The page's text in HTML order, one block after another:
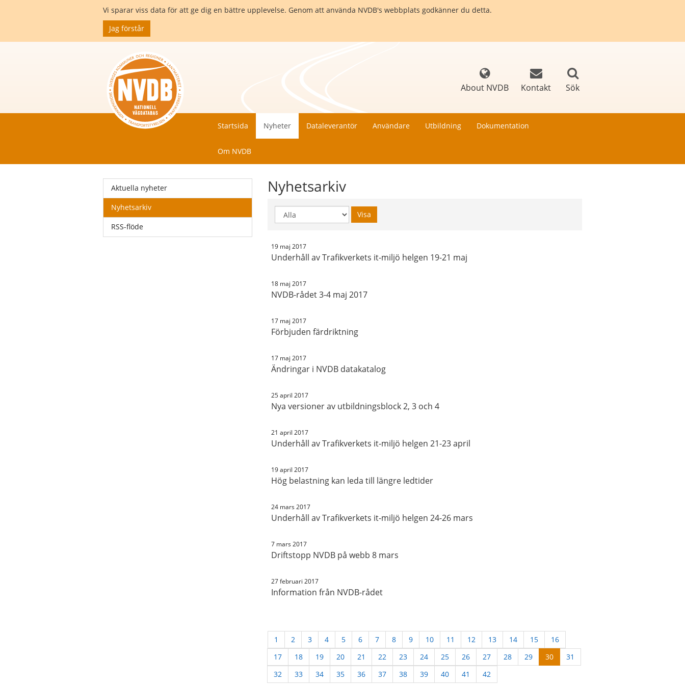
Vi sparar viss data för att ge dig en bättre upplevelse. Genom att använda NVDB's webbplats godkänner du detta.
Jag förstår
Sök
Startsida Nyheter Dataleverantör Användare Utbildning Dokumentation
Om NVDB
About NVDB Kontakt
Aktuella nyheter
Nyhetsarkiv
RSS-flöde
Nyhetsarkiv
Visa
år:
Visa
19 maj 2017
Underhåll av Trafikverkets it-miljö helgen 19-21 maj
18 maj 2017
NVDB-rådet 3-4 maj 2017
17 maj 2017
Förbjuden färdriktning
17 maj 2017
Ändringar i NVDB datakatalog
25 april 2017
Nya versioner av utbildningsblock 2, 3 och 4
21 april 2017
Underhåll av Trafikverkets it-miljö helgen 21-23 april
19 april 2017
Hög belastning kan leda till längre ledtider
24 mars 2017
Underhåll av Trafikverkets it-miljö helgen 24-26 mars
7 mars 2017
Driftstopp NVDB på webb 8 mars
27 februari 2017
Information från NVDB-rådet
1 2 3 4 5 6 7 8 9 10 11 12 13 14 15
16
17
18 19 20 21 22 23 24 25 26 27 28 29 30
31
32
33 34 35 36 37 38 39 40 41 42